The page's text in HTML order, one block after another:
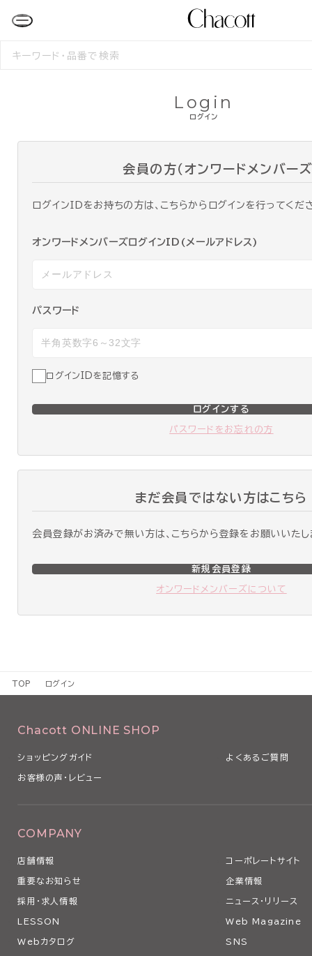
検
ログイン
Login
会員の方（オンワードメンバーズ
ログインIDをお持ちの方は、こちらからログインを行ってくだ
オンワードメンバーズログインID(メールアドレス)
パスワード
ログインIDを記憶する
ログインする
パスワードをお忘れの方
まだ会員ではない方はこちら
会員登録がお済みで無い方は、こちらから登録をお願いいたし
新規会員登録
オンワードメンバーズについて
TOP ログイン
Chacott ONLINE SHOP
ショッピングガイド よくあるご質問
お客様の声・レビュー
COMPANY
店舗情報 コーポレートサイト
重要なお知らせ 企業情報
採用・求人情報 ニュース・リリース
LESSON Web Magazine
Webカタログ SNS